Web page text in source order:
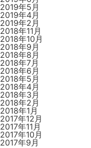
2019年5月
2019年4月
2019年2月
2018年11月
2018年10月
2018年9月
2018年8月
2018年7月
2018年6月
2018年5月
2018年4月
2018年3月
2018年2月
2018年1月
2017年12月
2017年11月
2017年10月
2017年9月